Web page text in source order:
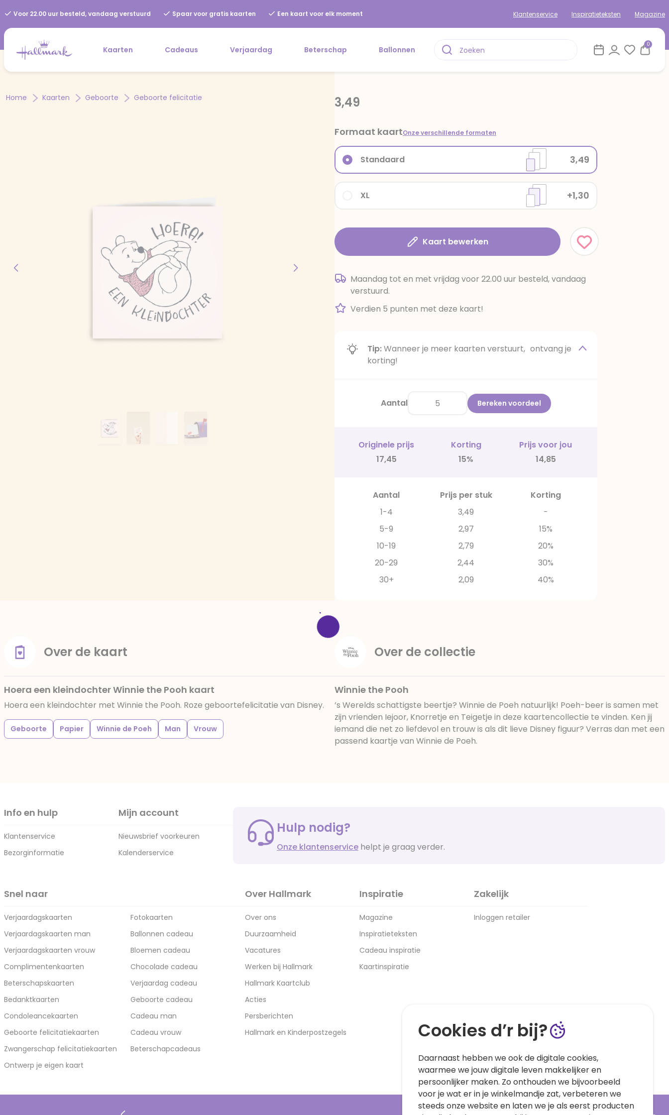
Voor 22.00 uur besteld, vandaag verstuurd Spaar voor gratis kaarten Een kaart voor elk moment Klantenservice Inspiratieteksten Magazine
Kaarten Cadeaus Verjaardag Beterschap Ballonnen
0
Home Kaarten Geboorte Geboorte felicitatie 3,49
Formaat kaartOnze verschillende formaten
XL +1,30
Standaard 3,49
Kaart bewerken
Maandag tot en met vrijdag voor 22.00 uur besteld, vandaag
verstuurd.
Verdien 5 punten met deze kaart!
Tip:Wanneer je meer kaarten verstuurt, ontvang je
korting!
Aantal Bereken voordeel
Originele prijs Korting
Prijs voor jou
17,45
15% 14,85
Aantal Prijs per stuk
Korting
1-4
3,49
-
5-9
2,97
15%
10-19
2,79
20%
20-29
2,44
30%
30+
2,09 40%
Over de kaart
Hoera een kleindochter Winnie the Pooh kaart
Hoera een kleindochter met Winnie the Pooh. Roze geboortefelicitatie van Disney.
Geboorte Papier Winnie de Poeh Man Vrouw
Over de collectie
Winnie the Pooh
’s Werelds schattigste beertje? Winnie de Poeh natuurlijk! Poeh-beer is samen met
zijn vrienden Iejoor, Knorretje en Teigetje in deze kaartencollectie te vinden. Ken jij
iemand die net zo liefdevol en trouw is als dit lieve Disney figuur? Verras dan met een
passend kaartje van Winnie de Poeh.
Info en hulp
Klantenservice
Bezorginformatie
Mijn account
Nieuwsbrief voorkeuren
Kalenderservice
Hulp nodig?
Onze klantenservice helpt je graag verder.
Snel naar
Verjaardagskaarten
Verjaardagskaarten man
Verjaardagskaarten vrouw
Complimentenkaarten
Beterschapskaarten
Bedanktkaarten
Condoleancekaarten
Geboorte felicitatiekaarten
Zwangerschap felicitatiekaarten
Ontwerp je eigen kaart
Fotokaarten
Ballonnen cadeau
Bloemen cadeau
Chocolade cadeau
Verjaardag cadeau
Geboorte cadeau
Cadeau man
Cadeau vrouw
Beterschapcadeaus
Over Hallmark
Over ons
Duurzaamheid
Vacatures
Werken bij Hallmark
Hallmark Kaartclub
Acties
Persberichten
Hallmark en Kinderpostzegels
Inspiratie
Magazine
Inspiratieteksten
Cadeau inspiratie
Kaartinspiratie
Zakelijk
Inloggen retailer
Cookies d’r bij?
Daarnaast hebben we ook de digitale cookies,
waarmee we jouw digitale leven makkelijker en
persoonlijker maken. Zo onthouden we bijvoorbeeld
voor je wat er in je winkelmandje zat, verbeteren we
steeds onze website en laten we je als eerst producten